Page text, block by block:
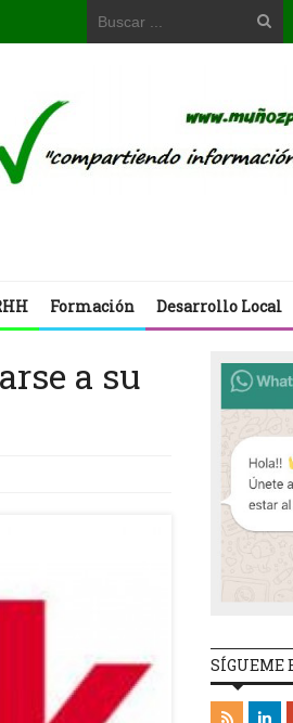
Formación Desarrollo Local
a su
SÍGUEME